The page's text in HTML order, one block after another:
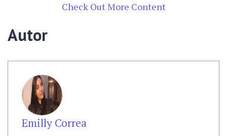
Check Out More Content
Autor
Emilly Correa